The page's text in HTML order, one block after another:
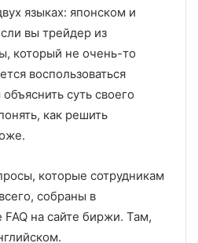
языках: японском и
вы трейдер из
который не очень-то
воспользоваться
суть своего
как решить
которые сотрудникам
собраны в
на сайте биржи. Там,